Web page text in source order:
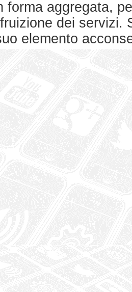
forma aggregata,
dei servizi.
elemento